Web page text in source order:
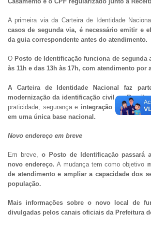
A primeira via da Carteira de Identidade
casos de segunda via, é necessário emitir e
da guia correspondente antes do atendimento.
O Posto de Identificação funciona de segunda
às 11h e das 13h às 17h, com atendimento por
A Carteira de Identidade Nacional faz
modernização da identificação civil no Brasile
praticidade, segurança e integração das
em uma única base nacional.
Novo endereço em breve
Em breve,
o Posto de Identificação passará
novo endereço. A mudança tem como objetivo
de atendimento e ampliar a capacidade dos
população.
Mais informações sobre o novo local de
divulgadas pelos canais oficiais da Prefeitura